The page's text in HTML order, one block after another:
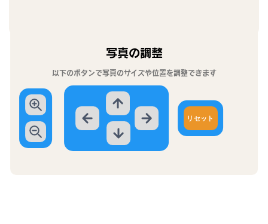
写真の調整
以下のボタンで写真のサイズや位置を調整できます
リセット